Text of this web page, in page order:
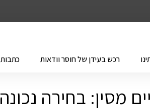
רכש בעידן של חוסר וודאות כתבות
מסין: בחירה